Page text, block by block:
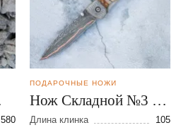
580
ПОДАРОЧНЫЕ НОЖИ
Нож Складной №3 из
ламинированной
Длина клинка
105